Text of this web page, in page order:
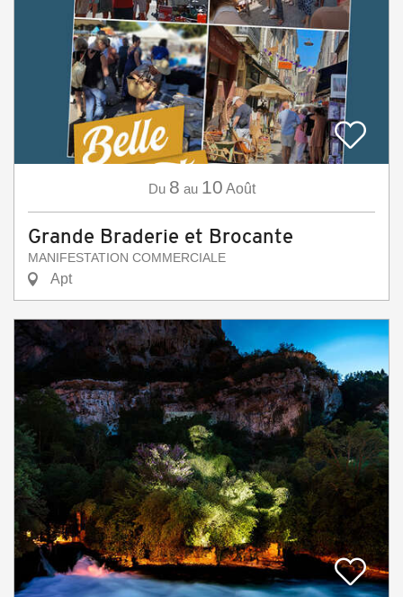
Du 8 au 10 Août
Grande Braderie et Brocante
MANIFESTATION COMMERCIALE
Apt